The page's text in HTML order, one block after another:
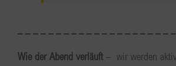
– – – – – – – – – – – – – – – – – – – – –
Wie der Abend verläuft – wir werden